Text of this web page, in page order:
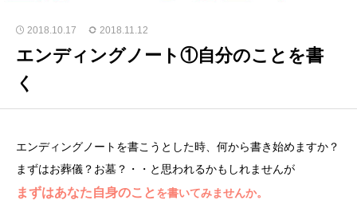
2018.10.17 2018.11.12
エンディングノート①自分のことを書
く
エンディングノートを書こうとした時、何から書き始めますか？
まずはお葬儀？お墓？・・と思われるかもしれませんが
まずはあなた自身のことを書いてみませんか。